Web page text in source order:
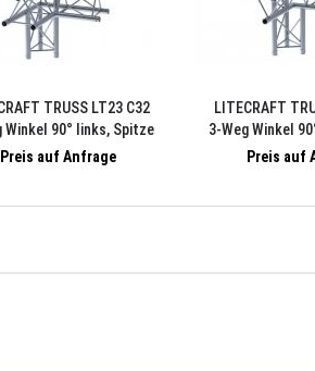
TRUSS LT23 C32
Winkel 90° links, Spitze
inkl. Verbindersatz
Preis auf Anfrage
LITECRAFT
3-Weg Winkel
unten, inkl.
Preis auf